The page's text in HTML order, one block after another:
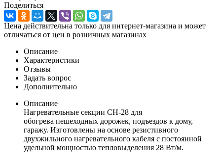
Поделиться
Цена действительна только для интернет-магазина и может
отличаться от цен в розничных магазинах
Описание
Характеристики
Отзывы
Задать вопрос
Дополнительно
Описание
Нагревательные секции СН-28 для
обогрева пешеходных дорожек, подъездов к дому,
гаражу. Изготовлены на основе резистивного
двухжильного нагревательного кабеля с постоянной
удельной мощностью тепловыделения 28 Вт/м.